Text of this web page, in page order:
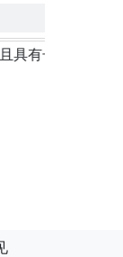
命力的党章